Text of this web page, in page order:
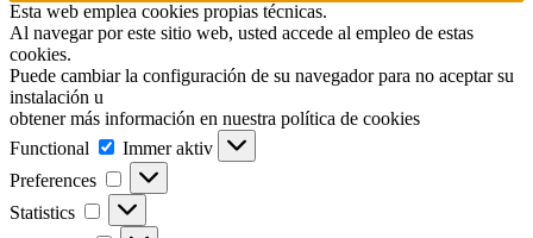
Esta web emplea cookies propias técnicas.
Al navegar por este sitio web, usted accede al empleo de estas
cookies.
Puede cambiar la configuración de su navegador para no aceptar su
instalación u
obtener más información en nuestra política de cookies
Functional
Functional
Immer aktiv
Preferences
Preferences
Statistics Statistics